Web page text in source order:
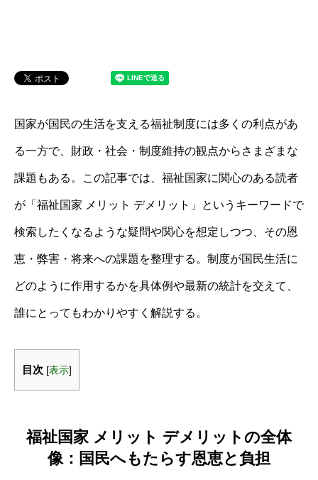
国家が国民の生活を支える福祉制度には多くの利点があ
る一方で、財政・社会・制度維持の観点からさまざまな
課題もある。この記事では、福祉国家に関心のある読者
が「福祉国家 メリット デメリット」というキーワードで
検索したくなるような疑問や関心を想定しつつ、その恩
恵・弊害・将来への課題を整理する。制度が国民生活に
どのように作用するかを具体例や最新の統計を交えて、
誰にとってもわかりやすく解説する。
目次 [表示]
福祉国家 メリット デメリットの全体
像：国民へもたらす恩恵と負担